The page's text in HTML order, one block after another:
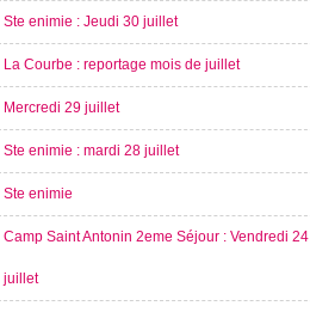
Ste enimie : Jeudi 30 juillet
La Courbe : reportage mois de juillet
Mercredi 29 juillet
Ste enimie : mardi 28 juillet
Ste enimie
Camp Saint Antonin 2eme Séjour : Vendredi 24
juillet